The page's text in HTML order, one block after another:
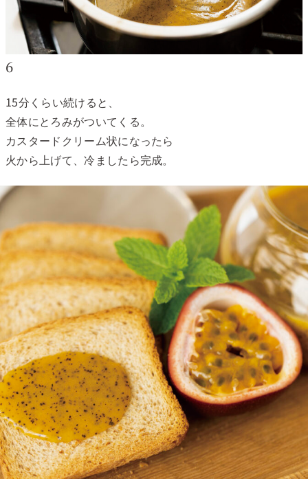
6
15分くらい続けると、
全体にとろみがついてくる。
カスタードクリーム状になったら
火から上げて、冷ましたら完成。